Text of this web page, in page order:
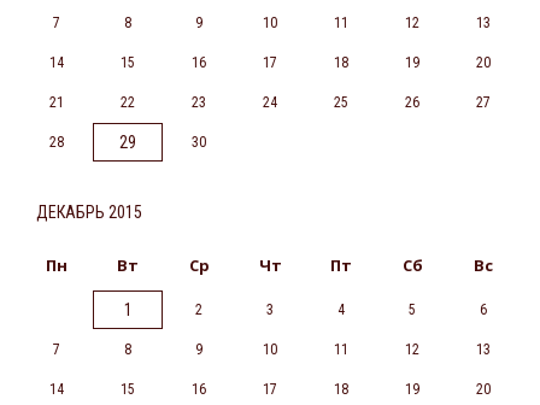
7 8 9 10 11 12 13
14 15 16 17 18 19 20
21 22 23 24 25 26 27
28 29 30
ДЕКАБРЬ 2015
Пн Вт Ср Чт Пт Сб Вс
1 2 3 4 5 6
7 8 9 10 11 12 13
14 15 16 17 18 19 20